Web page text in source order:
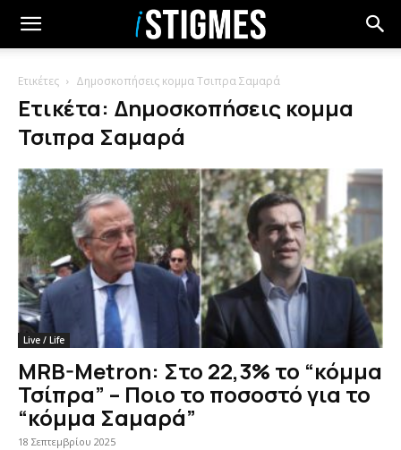
Ετικέτες Δημοσκοπήσεις κομμα Τσιπρα Σαμαρά
Ετικέτα: Δημοσκοπήσεις κομμα
Τσιπρα Σαμαρά
Live / Life
MRB-Metron: Στο 22,3% το “κόμμα
Τσίπρα” – Ποιο το ποσοστό για το
“κόμμα Σαμαρά”
18 Σεπτεμβρίου 2025